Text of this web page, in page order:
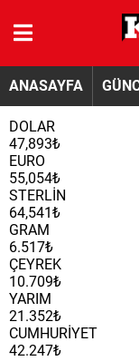
ANASAYFA
DOLAR
47,893₺
EURO
55,054₺
STERLİN
64,541₺
GRAM
6.517₺
ÇEYREK
10.709₺
YARIM
21.352₺
CUMHURİYET
42.247₺